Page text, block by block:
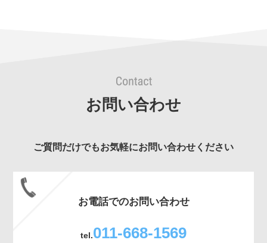
お問い合わせ
ご質問だけでもお気軽にお問い合わせください
お電話でのお問い合わせ
tel.011-668-1569